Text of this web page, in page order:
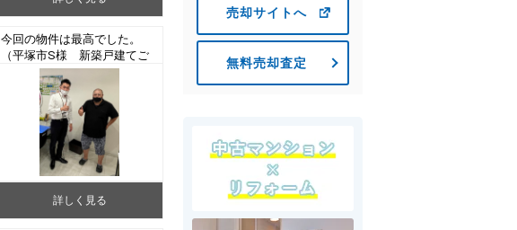
今回の物件は最高でした。
（平塚市S様 新築戸建てご
詳しく見る
売却サイトへ
無料売却査定